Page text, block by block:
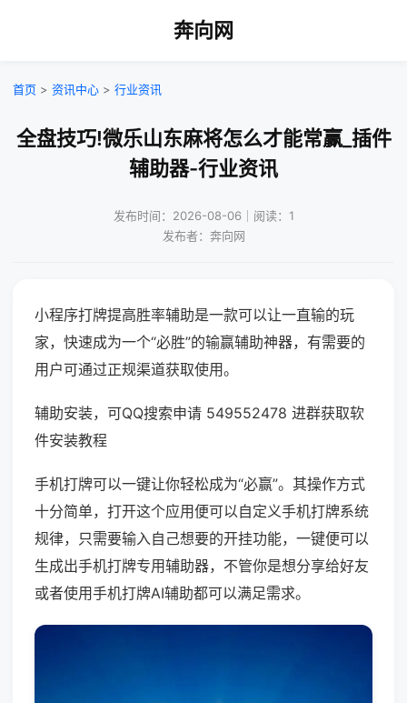
奔向网
首页 > 资讯中心 > 行业资讯
全盘技巧!微乐山东麻将怎么才能常赢_插件
辅助器-行业资讯
发布时间：2026-08-06｜阅读：1
发布者：奔向网
小程序打牌提高胜率辅助是一款可以让一直输的玩
家，快速成为一个“必胜”的输赢辅助神器，有需要的
用户可通过正规渠道获取使用。
辅助安装，可QQ搜索申请 549552478 进群获取软
件安装教程
手机打牌可以一键让你轻松成为“必赢”。其操作方式
十分简单，打开这个应用便可以自定义手机打牌系统
规律，只需要输入自己想要的开挂功能，一键便可以
生成出手机打牌专用辅助器，不管你是想分享给好友
或者使用手机打牌AI辅助都可以满足需求。